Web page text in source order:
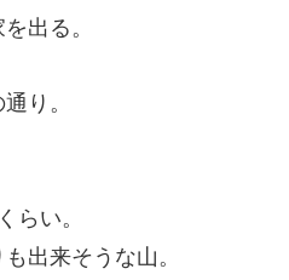
出る。
り。
らい。
出来そうな山。